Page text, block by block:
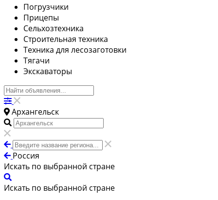
Погрузчики
Прицепы
Сельхозтехника
Строительная техника
Техника для лесозаготовки
Тягачи
Экскаваторы
Архангельск
Россия
Искать по выбранной стране
Искать по выбранной стране